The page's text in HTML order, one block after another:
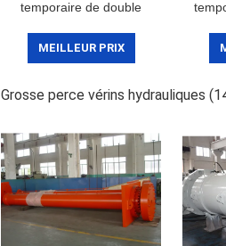
temporaire de double
capteur de déplacement
MEILLEUR PRIX
Grosse perce vérins hydrauliques